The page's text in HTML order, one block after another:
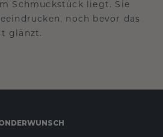
Schmuckstück liegt. Sie
noch bevor das
glänzt.